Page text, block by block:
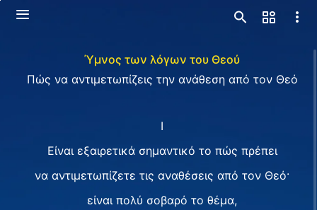
Ύμνος των λόγων του Θεού
Πώς να αντιμετωπίζεις την ανάθεση από τον Θεό
I
Είναι εξαιρετικά σημαντικό το πώς πρέπει
να αντιμετωπίζετε τις αναθέσεις από τον Θεό·
είναι πολύ σοβαρό το θέμα,